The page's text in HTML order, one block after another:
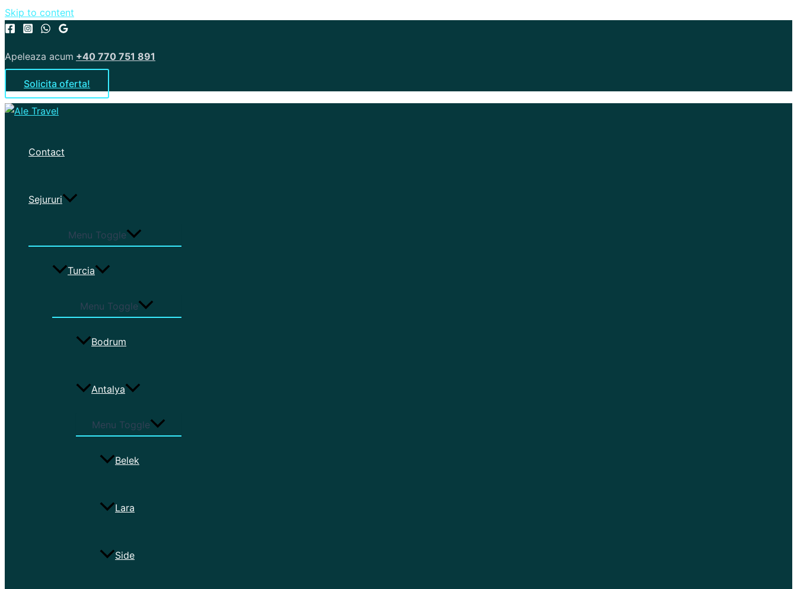
Skip to content
Apeleaza acum +40 770 751 891
Solicita oferta!
Contact
Sejururi
Menu Toggle
Turcia
Menu Toggle
Bodrum
Antalya
Menu Toggle
Belek
Lara
Side